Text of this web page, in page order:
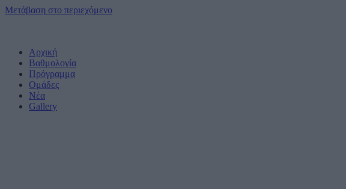
Μετάβαση στο περιεχόμενο
Αρχική
Βαθμολογία
Πρόγραμμα
Ομάδες
Νέα
Gallery